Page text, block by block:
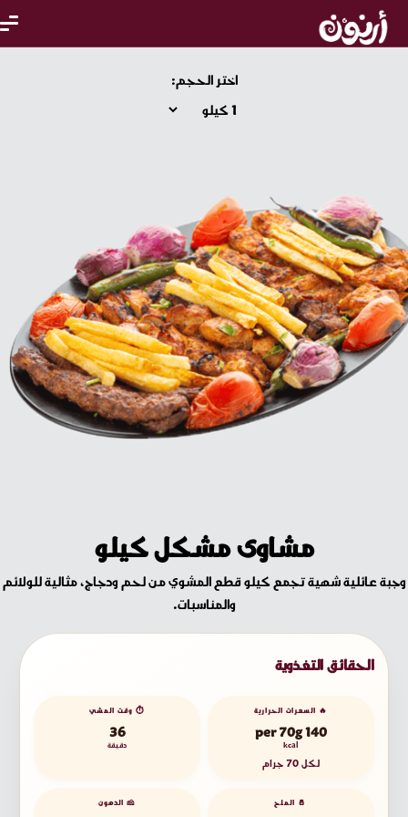
اختر الحجم:
مشاوى مشكل كيلو
وجبة عائلية شهية تجمع كيلو قطع المشوي من لحم ودجاج، مثالية للولائم
والمناسبات.
الحقائق التغذوية
🔥 السعرات الحرارية
140 per 70g
kcal
لكل 70 جرام
⏱️ وقت المشي
36
دقيقة
🧂 الملح 🧀 الدهون